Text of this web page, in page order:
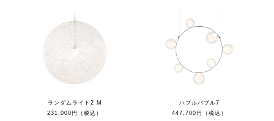
ランダムライト2 M
231,000円（税込）
ハブルバブル7
447,700円（税込）